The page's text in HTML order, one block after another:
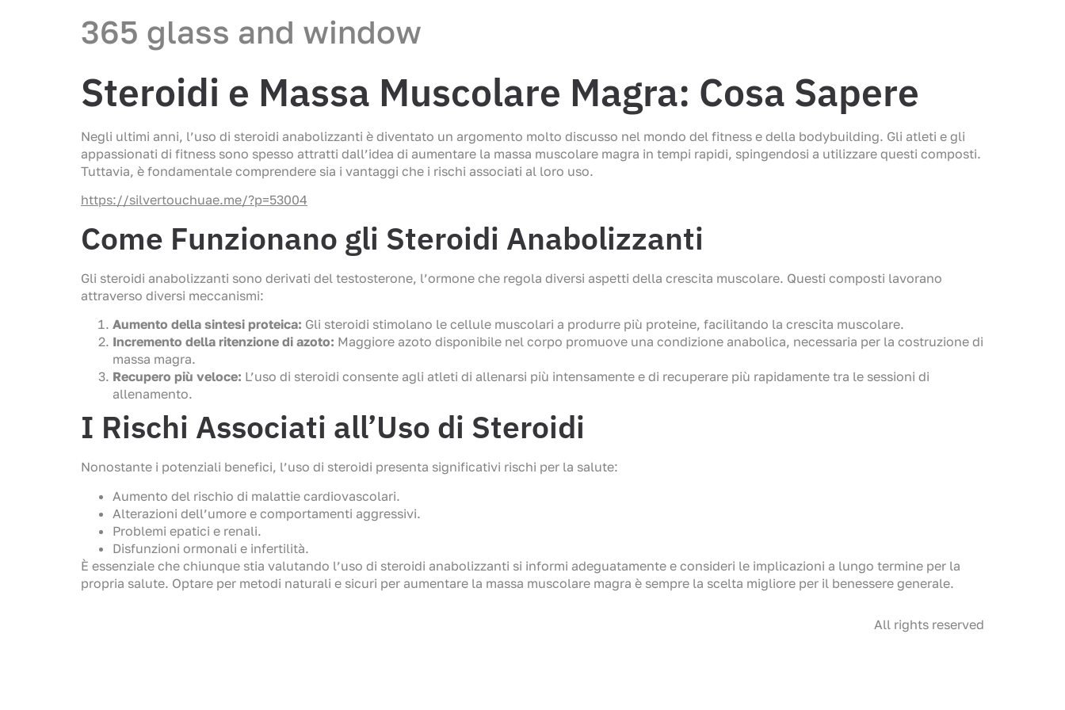
365 glass and window
Steroidi e Massa Muscolare Magra: Cosa Sapere
Negli ultimi anni, l’uso di steroidi anabolizzanti è diventato un argomento molto discusso nel mondo del fitness e della bodybuilding. Gli atleti e gli
appassionati di fitness sono spesso attratti dall’idea di aumentare la massa muscolare magra in tempi rapidi, spingendosi a utilizzare questi composti.
Tuttavia, è fondamentale comprendere sia i vantaggi che i rischi associati al loro uso.
https://silvertouchuae.me/?p=53004
Come Funzionano gli Steroidi Anabolizzanti
Gli steroidi anabolizzanti sono derivati del testosterone, l’ormone che regola diversi aspetti della crescita muscolare. Questi composti lavorano
attraverso diversi meccanismi:
Aumento della sintesi proteica: Gli steroidi stimolano le cellule muscolari a produrre più proteine, facilitando la crescita muscolare.
Incremento della ritenzione di azoto: Maggiore azoto disponibile nel corpo promuove una condizione anabolica, necessaria per la costruzione di
massa magra.
Recupero più veloce: L’uso di steroidi consente agli atleti di allenarsi più intensamente e di recuperare più rapidamente tra le sessioni di
allenamento.
I Rischi Associati all’Uso di Steroidi
Nonostante i potenziali benefici, l’uso di steroidi presenta significativi rischi per la salute:
Aumento del rischio di malattie cardiovascolari.
Alterazioni dell’umore e comportamenti aggressivi.
Problemi epatici e renali.
Disfunzioni ormonali e infertilità.
È essenziale che chiunque stia valutando l’uso di steroidi anabolizzanti si informi adeguatamente e consideri le implicazioni a lungo termine per la
propria salute. Optare per metodi naturali e sicuri per aumentare la massa muscolare magra è sempre la scelta migliore per il benessere generale.
All rights reserved